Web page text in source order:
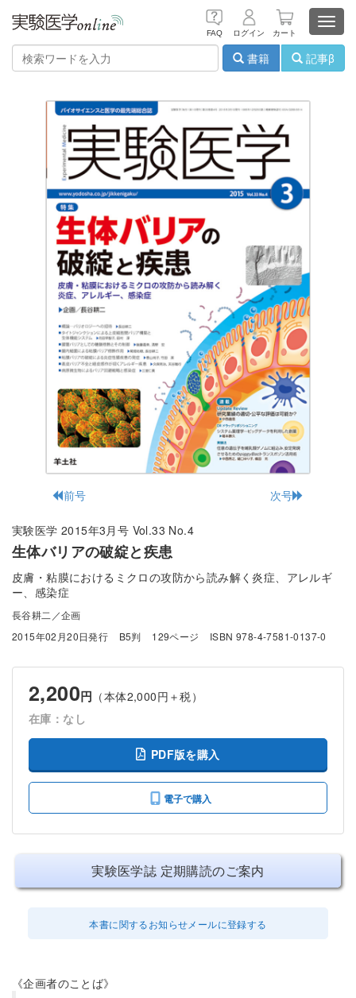
FAQ ログイン カート
書籍
記事β
前号 次号
実験医学 2015年3月号 Vol.33 No.4
生体バリアの破綻と疾患
皮膚・粘膜におけるミクロの攻防から読み解く炎症、アレルギ
ー、感染症
長谷耕二／企画
2015年02月20日発行
B5判 129ページ ISBN 978-4-7581-0137-0
2,200円 （本体2,000円＋税）
在庫：なし
PDF版を購入
電子で購入
実験医学誌 定期購読のご案内
本書に関するお知らせメールに登録する
《企画者のことば》